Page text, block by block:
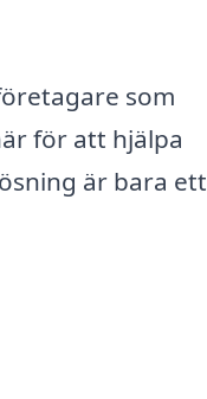
som
för att hjälpa
är bara ett